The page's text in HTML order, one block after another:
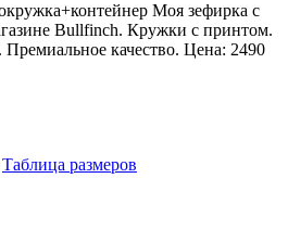
Моя зефирка с
Bullfinch. Кружки с принтом.
качество. Цена: 2490
Таблица размеров